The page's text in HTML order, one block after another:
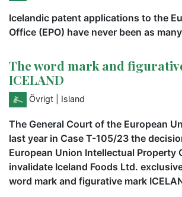
Icelandic patent applications to the
Office (EPO) have never been as
The word mark and
ICELAND
Övrigt | Island
The General Court of the European
last year in Case T-105/23 the
European Union Intellectual Property
invalidate Iceland Foods Ltd.
word mark and figurative mark